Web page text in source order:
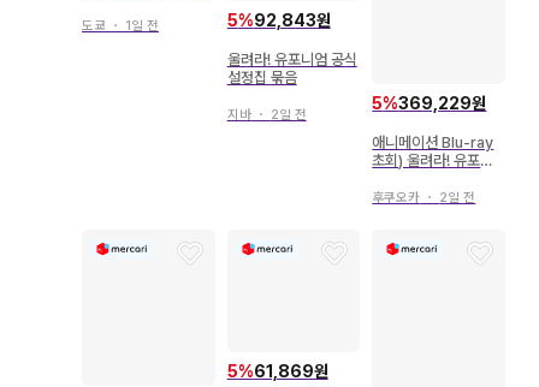
울트라맨 Z 특공기 1
도쿄 ・ 1일 전 5%92,843원
울려라! 유포니엄 공식
설정집 묶음
지바・ 2일 전
5%369,229원
애니메이션 Blu-ray
초회) 울려라! 유포니
후쿠오카 ・ 2일 전
5%61,869원